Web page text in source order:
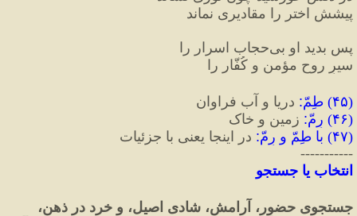
پیشش اختر را مقادیری نماند
پس بدید او بی‌حجاب اسرار را
سیرِ روحِ مؤمن و کُفّار را
(۴۵) طِمّ: دریا و آب فراوان
(۴۶) رِمّ: زمین و خاک
(۴۷) با طِمّ و رِمّ: در اینجا یعنی با جزئیات
-----------
انتخاب یا جستجو
جستجوی حضور، آرامش، شادی اصیل، و خرد در ذهن،